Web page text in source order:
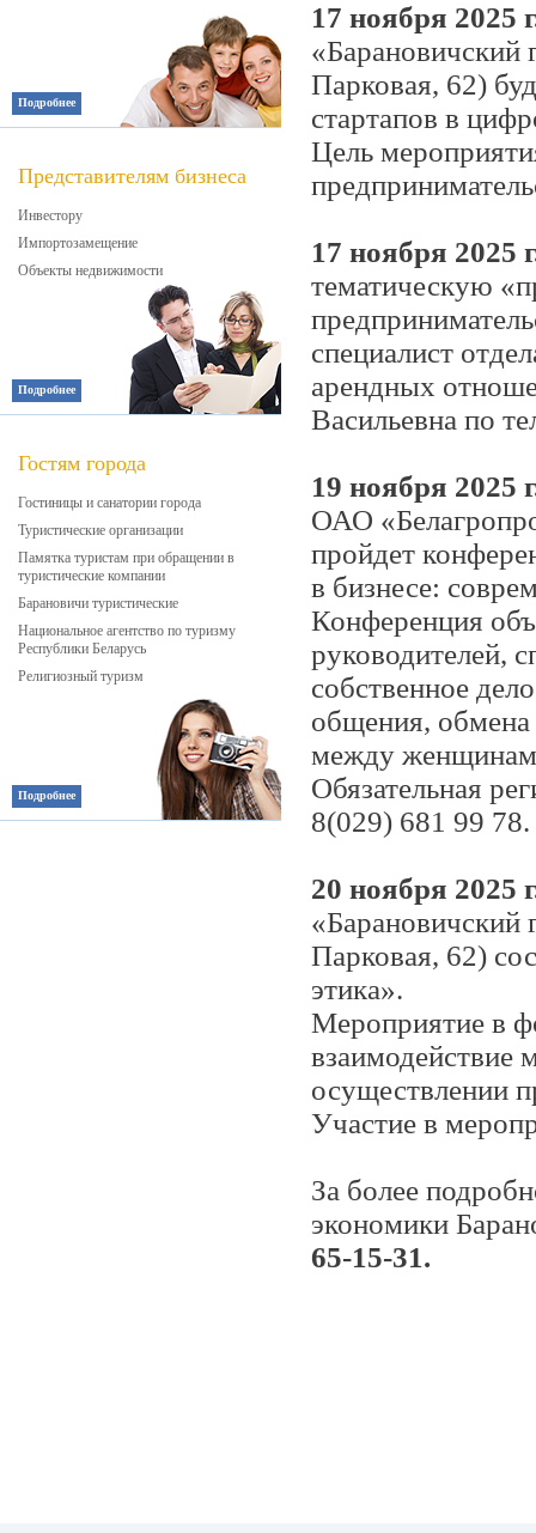
Подробнее
Представителям бизнеса
Инвестору
Импортозамещение
Объекты недвижимости
Подробнее
Гостям города
Гостиницы и санатории города
Туристические организации
Памятка туристам при обращении в
туристические компании
Барановичи туристические
Национальное агентство по туризму
Республики Беларусь
Религиозный туризм
Подробнее
17 ноября 2025
«Барановичский
Парковая, 62)
стартапов в
Цель
17 ноября 2025
тематическую
специалист
арендных
Васильевна по
19 ноября 2025
ОАО
пройдет
в бизнесе:
Конференция
руководителей,
собственное
общения, обмена
между
Обязательная
8(029) 681 99 78.
20 ноября 2025
«Барановичский
Парковая, 62)
этика».
Мероприятие в
взаимодействие
осуществлении
Участие в
За более
экономики
65-15-31.